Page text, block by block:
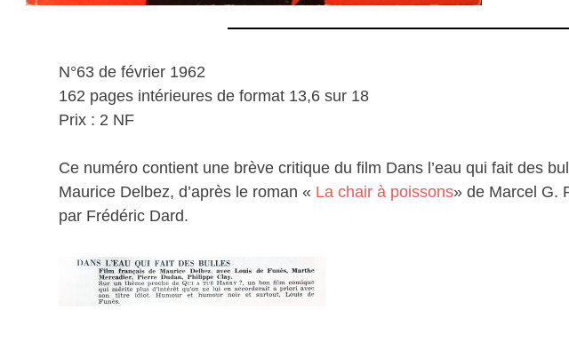
N°63 de février 1962
162 pages intérieures de format 13,6 sur 18
Prix : 2 NF
Ce numéro contient une brève critique du film Dans l’eau qui fait des
Maurice Delbez, d’après le roman « La chair à poissons» de Marcel G.
par Frédéric Dard.